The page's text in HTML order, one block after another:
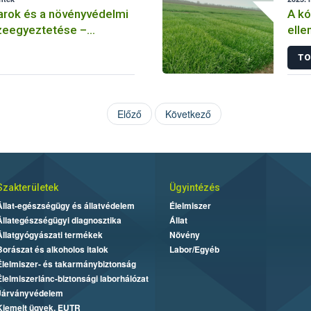
és a növényvédelmi
–
A
Előző Következő
egészségügy és állatvédelem
diagnosztika
termékek
és alkoholos italok
és takarmánybiztonság
biztonsági laborhálózat
ügyek, EUTR
Ügyintézés
Élelmiszer
Állat
Növény
Labor/Egyéb